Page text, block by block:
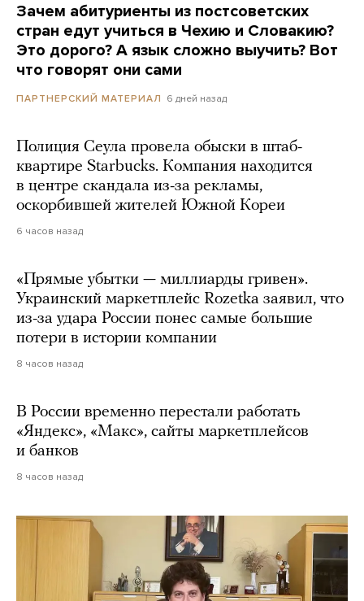
Зачем абитуриенты из постсоветских
стран едут учиться в Чехию и Словакию?
Это дорого? А язык сложно выучить? Вот
что говорят они сами
ПАРТНЕРСКИЙ МАТЕРИАЛ 6 дней назад
Полиция Сеула провела обыски в штаб-
квартире Starbucks. Компания находится
в центре скандала из-за рекламы,
оскорбившей жителей Южной Кореи
6 часов назад
«Прямые убытки — миллиарды гривен».
Украинский маркетплейс Rozetka заявил, что
из-за удара России понес самые большие
потери в истории компании
8 часов назад
В России временно перестали работать
«Яндекс», «Макс», сайты маркетплейсов
и банков
8 часов назад